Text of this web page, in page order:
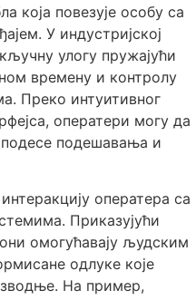
која повезује особу са
У индустријској
улогу пружајући
времену и контролу
Преко интуитивног
оператери могу да
подешавања и
оператера са
Приказујући
омогућавају људским
одлуке које
На пример,